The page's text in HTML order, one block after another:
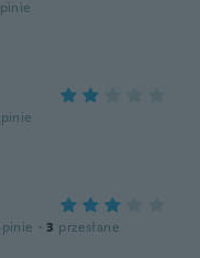
· 3 przesłane